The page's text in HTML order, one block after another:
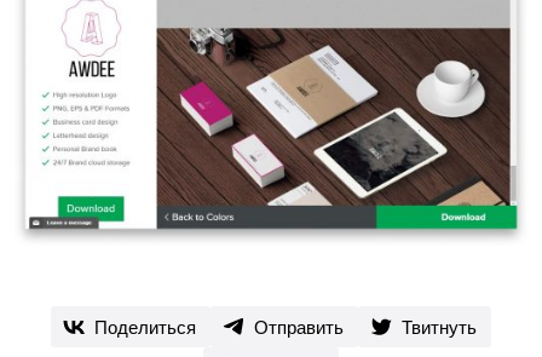
Поделиться Отправить
Твитнуть